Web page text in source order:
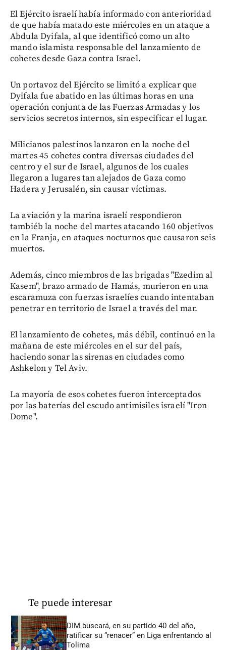
El Ejército israelí había informado con anterioridad
de que había matado este miércoles en un ataque a
Abdula Dyifala, al que identificó como un alto
mando islamista responsable del lanzamiento de
cohetes desde Gaza contra Israel.
Un portavoz del Ejército se limitó a explicar que
Dyifala fue abatido en las últimas horas en una
operación conjunta de las Fuerzas Armadas y los
servicios secretos internos, sin especificar el lugar.
Milicianos palestinos lanzaron en la noche del
martes 45 cohetes contra diversas ciudades del
centro y el sur de Israel, algunos de los cuales
llegaron a lugares tan alejados de Gaza como
Hadera y Jerusalén, sin causar víctimas.
La aviación y la marina israelí respondieron
tambiéb la noche del martes atacando 160 objetivos
en la Franja, en ataques nocturnos que causaron seis
muertos.
Además, cinco miembros de las brigadas "Ezedim al
Kasem", brazo armado de Hamás, murieron en una
escaramuza con fuerzas israelíes cuando intentaban
penetrar en territorio de Israel a través del mar.
El lanzamiento de cohetes, más débil, continuó en la
mañana de este miércoles en el sur del país,
haciendo sonar las sirenas en ciudades como
Ashkelon y Tel Aviv.
La mayoría de esos cohetes fueron interceptados
por las baterías del escudo antimisiles israelí "Iron
Dome".
Te puede interesar
DIM buscará, en su partido 40 del año,
ratificar su “renacer” en Liga enfrentando al
Tolima